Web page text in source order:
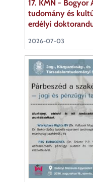
17. KMN - Bogyor
tudomány és
erdélyi
2026-07-03